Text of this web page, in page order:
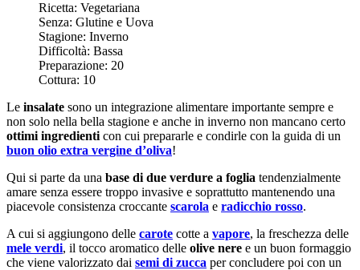
Ricetta: Vegetariana
Senza: Glutine e Uova
Stagione: Inverno
Difficoltà: Bassa
Preparazione: 20
Cottura: 10
Le insalate sono un integrazione alimentare importante sempre e
non solo nella bella stagione e anche in inverno non mancano certo
ottimi ingredienticon cui prepararle e condirle con la guida di un
buon olio extra vergine d’oliva!
Qui si parte da una base di due verdure a foglia tendenzialmente
amare senza essere troppo invasive e soprattutto mantenendo una
piacevole consistenza croccante scarola e radicchio rosso.
A cui si aggiungono delle carote cotte a vapore, la freschezza delle
mele verdi, il tocco aromatico delle olive nere e un buon formaggio
che viene valorizzato dai semi di zucca per concludere poi con un